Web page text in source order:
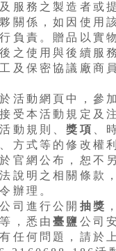
服務之製造者或
關係，如因使用
負責。贈品以實
之使用與後續服
及保密協議廠商
活動網頁中，參
受本活動規定及
動規則、獎項 、
方式等的修改權
官網公布，恕不
說明之相關條款
辦理。
公司進行公開 抽獎
等，悉由臺鹽 公司
任何問題，請於